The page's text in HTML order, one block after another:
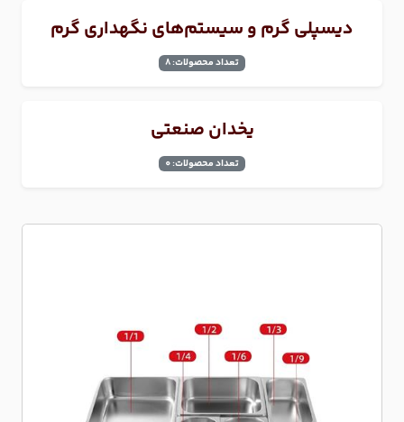
دیسپلی گرم و سیستم‌های نگهداری گرم
تعداد محصولات: 8
یخدان صنعتی
تعداد محصولات: 0